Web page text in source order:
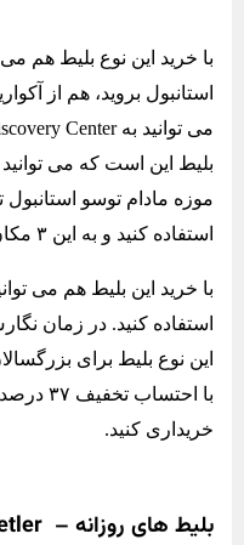
با خرید این نوع بلیط هم
بلیط این است که می
استفاده کنید و به این ۳ مکان بروید.
با خرید این بلیط هم می
خریداری کنید.
بلیط های روزانه – Günlük Biletler